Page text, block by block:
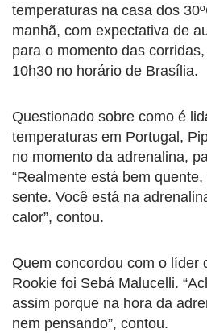
temperaturas na casa dos
manhã, com expectativa de
para o momento das
10h30 no horário de Brasília.
Questionado sobre como é
temperaturas em Portugal,
no momento da adrenalina,
“Realmente está bem
sente. Você está na
calor”, contou.
Quem concordou com o líder
Rookie foi Sebá Malucelli.
assim porque na hora da
nem pensando”, contou.